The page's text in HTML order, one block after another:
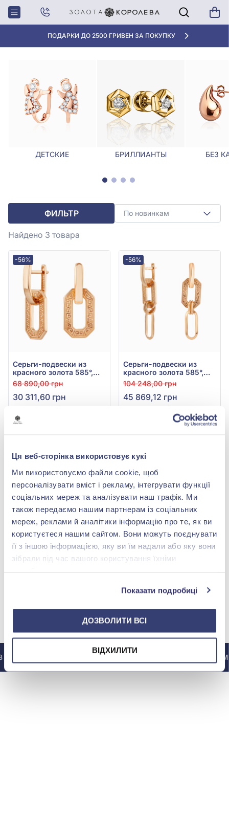
Ця веб-сторінка використовує кукі
Ми використовуємо файли cookie, щоб
персоналізувати вміст і рекламу, інтегрувати функції
соціальних мереж та аналізувати наш трафік. Ми
також передаємо нашим партнерам із соціальних
мереж, реклами й аналітики інформацію про те, як ви
користуєтеся нашим сайтом. Вони можуть поєднувати
її з іншою інформацією, яку ви їм надали або яку вони
зібрали під час вашого користування їхніми
Показати подробиці
ДОЗВОЛИТИ ВСІ
ВІДХИЛИТИ
ПОДАРКИ ДО 2500 ГРИВЕН ЗА ПОКУПКУ
Главная Серьги Ажурные серьги
АЖУРНЫЕ СЕРЬГИ
ДЕТСКИЕ БРИЛЛИАНТЫ БЕЗ
ФИЛЬТР По новинкам
Найдено 3 товара
-56%
Серьги-подвески из
красного золота 585°,
арт. 400307
68 890,00 грн
30 311,60 грн
(арт. 400307)
-56%
Серьги-подвески из
красного золота 585°,
арт. 470676
104 248,00 грн
45 869,12 грн
(арт. 470676)
Золотые Серьги
МЫ В INSTAGRAM
@ZOLOTAKOROLEVA В ИНСТАГРАМ